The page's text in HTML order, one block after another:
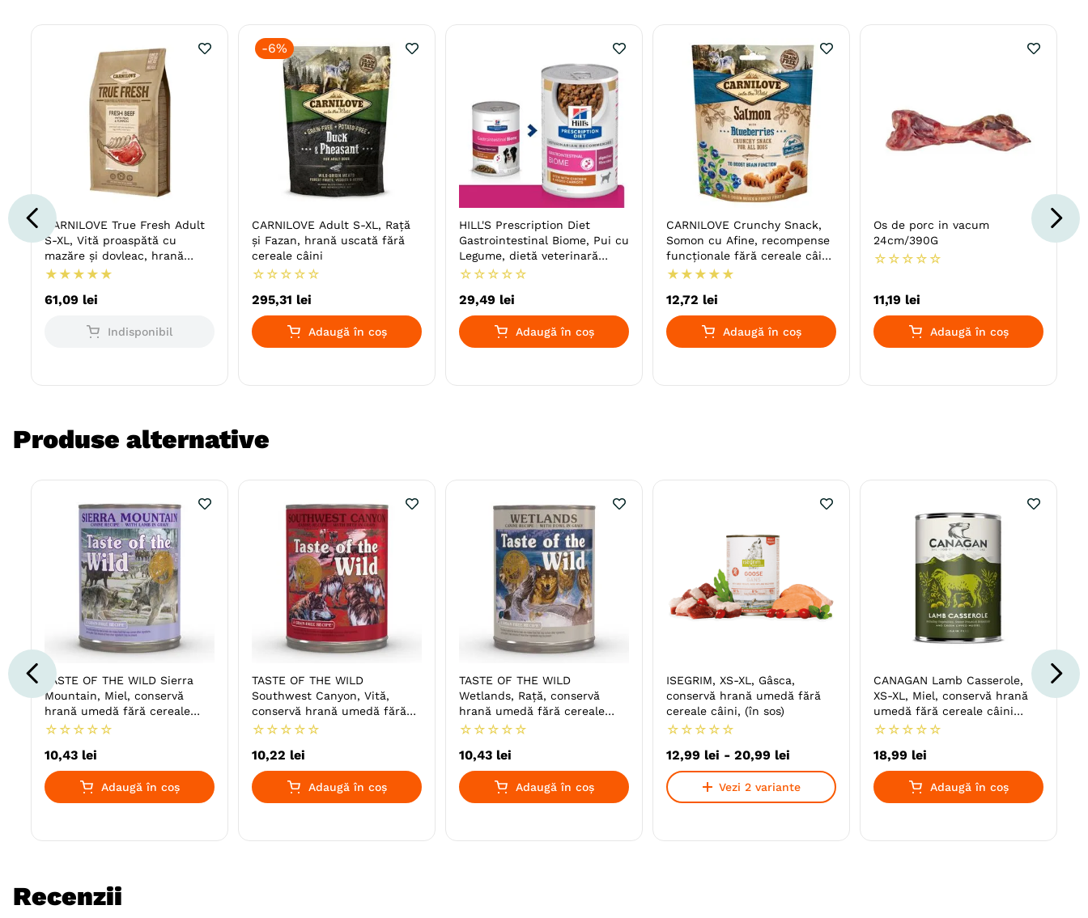
CARNILOVE True Fresh Adult
S-XL, Vită proaspătă cu
mazăre și dovleac, hrană
uscată fără cereale câini
★ ★ ★ ★ ★
61,09 lei
Indisponibil
-6%
CARNILOVE Adult S-XL, Rață
și Fazan, hrană uscată fără
cereale câini
☆ ☆ ☆ ☆ ☆
295,31 lei
Adaugă în coș
HILL'S Prescription Diet
Gastrointestinal Biome, Pui cu
Legume, dietă veterinară
câini, conservă hrană umedă,
☆ ☆ ☆ ☆ ☆
29,49 lei
Adaugă în coș
CARNILOVE Crunchy Snack,
Somon cu Afine, recompense
funcționale fără cereale câini,
suport neurologic, 200g
★ ★ ★ ★ ★
12,72 lei
Adaugă în coș
Os de porc in vacum
24cm/390G
☆ ☆ ☆ ☆ ☆
11,19 lei
Adaugă în coș
Produse alternative
TASTE OF THE WILD Sierra
Mountain, Miel, conservă
hrană umedă fără cereale
câini, (în sos)
☆ ☆ ☆ ☆ ☆
10,43 lei
Adaugă în coș
TASTE OF THE WILD
Southwest Canyon, Vită,
conservă hrană umedă fără
cereale câini, (în sos)
☆ ☆ ☆ ☆ ☆
10,22 lei
Adaugă în coș
TASTE OF THE WILD
Wetlands, Rață, conservă
hrană umedă fără cereale
câini, (în sos)
☆ ☆ ☆ ☆ ☆
10,43 lei
Adaugă în coș
ISEGRIM, XS-XL, Gâsca,
conservă hrană umedă fără
cereale câini, (în sos)
☆ ☆ ☆ ☆ ☆
12,99 lei - 20,99 lei
Vezi 2 variante
CANAGAN Lamb Casserole,
XS-XL, Miel, conservă hrană
umedă fără cereale câini
junior & adult, (în supă), 400g
☆ ☆ ☆ ☆ ☆
18,99 lei
Adaugă în coș
Recenzii